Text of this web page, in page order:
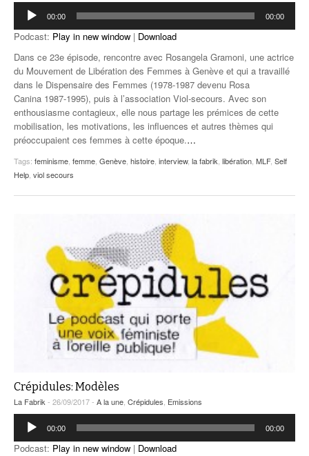
Lecteur
audio
00:00 00:00
Podcast: Play in new window | Download
Dans ce 23e épisode, rencontre avec Rosangela Gramoni, une actrice
du Mouvement de Libération des Femmes à Genève et qui a travaillé
dans le Dispensaire des Femmes (1978-1987 devenu Rosa
Canina 1987-1995), puis à l’association Viol-secours. Avec son
enthousiasme contagieux, elle nous partage les prémices de cette
mobilisation, les motivations, les influences et autres thèmes qui
préoccupaient ces femmes à cette époque.…
Tags: feminisme femme Genève histoire interview, la fabrik libération MLF, Self
Help viol secours
Crépidules: Modèles
La Fabrik- 26/09/2017 - A la une, Crépidules, Emissions
Lecteur
audio
00:00 00:00
Podcast: Play in new window | Download